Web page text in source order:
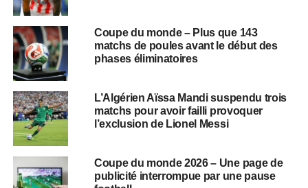
Coupe du monde – Plus que 143
matchs de poules avant le début des
phases éliminatoires
L’Algérien Aïssa Mandi suspendu trois
matchs pour avoir failli provoquer
l’exclusion de Lionel Messi
Coupe du monde 2026 – Une page de
publicité interrompue par une pause